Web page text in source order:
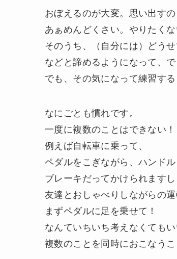
おぼえるのが大変。思い出すの
あぁめんどくさい。やりたくな
そのうち、（自分には）どうせ
などと諦めるようになって、
でも、その気になって練習す
なにごとも慣れです。
一度に複数のことはできない！
例えば自転車に乗って、
ペダルをこぎながら、ハンド
ブレーキだってかけられます
友達とおしゃべりしながらの
まずペダルに足を乗せて！
なんていちいち考えなくても
複数のことを同時におこなう